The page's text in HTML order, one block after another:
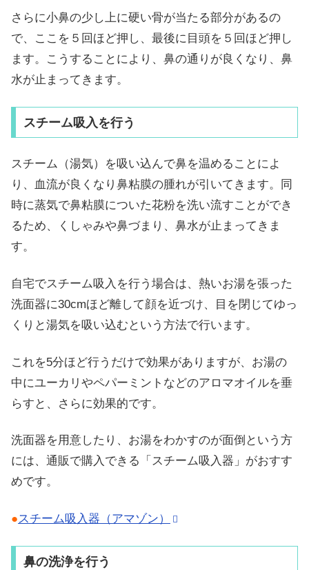
さらに小鼻の少し上に硬い骨が当たる部分があるの
で、ここを５回ほど押し、最後に目頭を５回ほど押し
ます。こうすることにより、鼻の通りが良くなり、鼻
水が止まってきます。
スチーム吸入を行う
スチーム（湯気）を吸い込んで鼻を温めることによ
り、血流が良くなり鼻粘膜の腫れが引いてきます。同
時に蒸気で鼻粘膜についた花粉を洗い流すことができ
るため、くしゃみや鼻づまり、鼻水が止まってきま
す。
自宅でスチーム吸入を行う場合は、熱いお湯を張った
洗面器に30cmほど離して顔を近づけ、目を閉じてゆっ
くりと湯気を吸い込むという方法で行います。
これを5分ほど行うだけで効果がありますが、お湯の
中にユーカリやペパーミントなどのアロマオイルを垂
らすと、さらに効果的です。
洗面器を用意したり、お湯をわかすのが面倒という方
には、通販で購入できる「スチーム吸入器」がおすす
めです。
●スチーム吸入器（アマゾン）
鼻の洗浄を行う